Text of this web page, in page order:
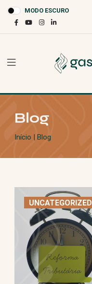
MODO ESCURO
Blog
Início | Blog
UNCATEGORIZED